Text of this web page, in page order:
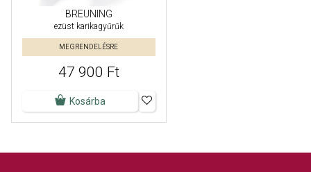
BREUNING
ezüst karikagyűrűk
MEGRENDELÉSRE
47 900 Ft
Kosárba